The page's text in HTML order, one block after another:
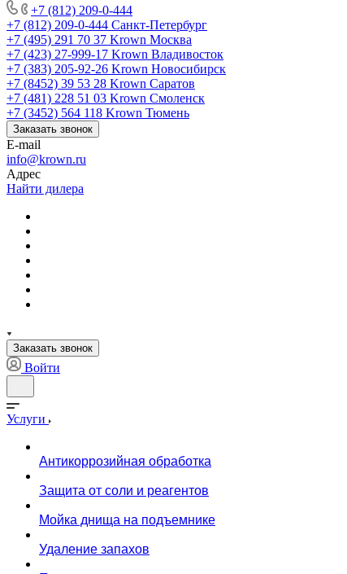
+7 (812) 209-0-444
+7 (812) 209-0-444 Санкт-Петербург
+7 (495) 291 70 37 Krown Москва
+7 (423) 27-999-17 Krown Владивосток
+7 (383) 205-92-26 Krown Новосибирск
+7 (8452) 39 53 28 Krown Саратов
+7 (481) 228 51 03 Krown Смоленск
+7 (3452) 564 118 Krown Тюмень
Заказать звонок
E-mail
info@krown.ru
Адрес
Найти дилера
Заказать звонок
Войти
Услуги
Антикоррозийная обработка
Защита от соли и реагентов
Мойка днища на подъемнике
Удаление запахов